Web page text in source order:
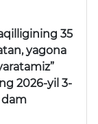
35
yagona
2026-yil 3-
dam